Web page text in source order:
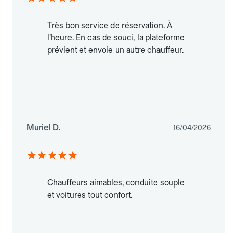
Très bon service de réservation. À
l’heure. En cas de souci, la plateforme
prévient et envoie un autre chauffeur.
Muriel D. 16/04/2026
Chauffeurs aimables, conduite souple
et voitures tout confort.